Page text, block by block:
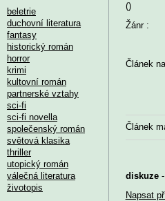
()
Žánr :
Článek
Článek
diskuze-
Napsat
beletrie
duchovní literatura
fantasy
historický román
horror
krimi
kultovní román
partnerské vztahy
sci-fi
sci-fi novella
společenský román
světová klasika
thriller
utopický román
válečná literatura
životopis